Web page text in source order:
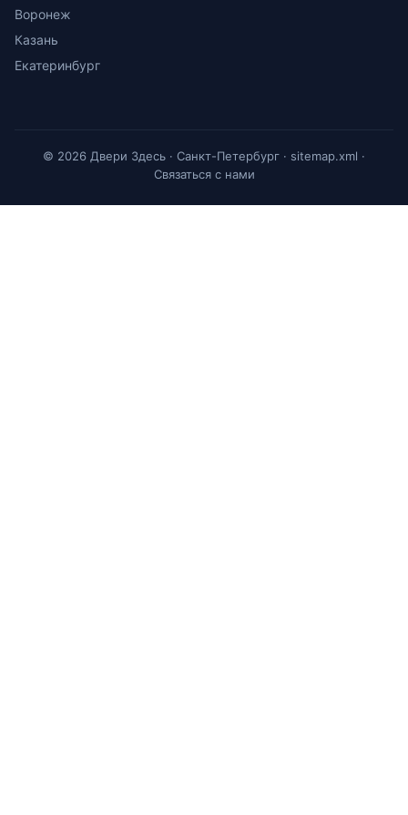
Воронеж
Казань
Екатеринбург
© 2026 Двери Здесь · Санкт-Петербург · sitemap.xml ·
Связаться с нами